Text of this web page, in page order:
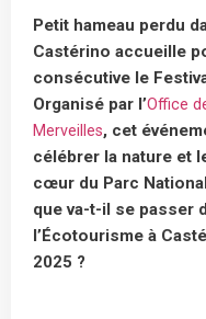
Petit hameau perdu
Castérino accueille
consécutive le
Organisé par l’Office
Merveilles, cet
célébrer la nature et
cœur du Parc
que va-t-il se passer
l’Écotourisme à
2025 ?